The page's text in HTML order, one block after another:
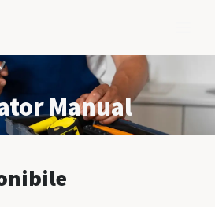
Manual